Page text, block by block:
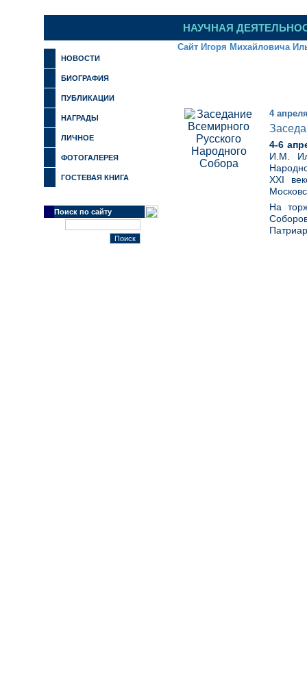
НАУЧНАЯ
НОВОСТИ
БИОГРАФИЯ
ПУБЛИКАЦИИ
НАГРАДЫ
ЛИЧНОЕ
ФОТОГАЛЕРЕЯ
ГОСТЕВАЯ КНИГА
Поиск по сайту
Сайт Игоря Михайловича
4
4-6
И.М.
XXI
На